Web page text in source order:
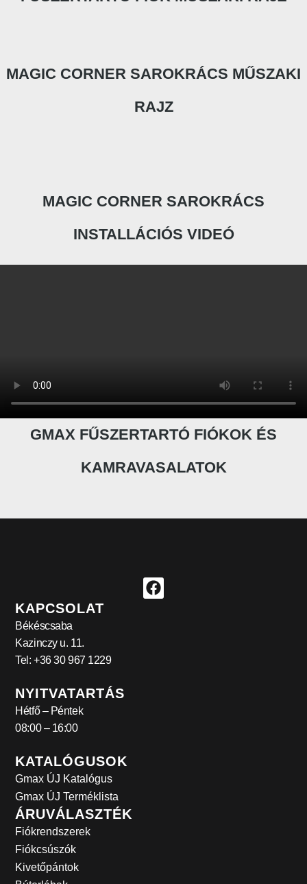
MAGIC CORNER SAROKRÁCS MŰSZAKI
RAJZ
MAGIC CORNER SAROKRÁCS
INSTALLÁCIÓS VIDEÓ
GMAX FŰSZERTARTÓ FIÓKOK ÉS
KAMRAVASALATOK
KAPCSOLAT
Békéscsaba
Kazinczy u. 11.
Tel: +36 30 967 1229
NYITVATARTÁS
Hétfő – Péntek
08:00 – 16:00
KATALÓGUSOK
Gmax ÚJ Katalógus
Gmax ÚJ Terméklista
ÁRUVÁLASZTÉK
Fiókrendszerek
Fiókcsúszók
Kivetőpántok